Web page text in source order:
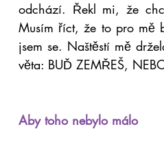
odchází. Řekl mi, že
Musím říct, že to pro mě
jsem se. Naštěstí mě
věta: BUĎ ZEMŘEŠ,
Aby toho nebylo málo